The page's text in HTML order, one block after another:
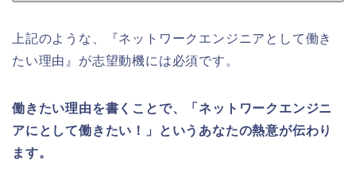
上記のような、『ネットワークエンジニアとして働き
たい理由』が志望動機には必須です。
働きたい理由を書くことで、「ネットワークエンジニ
アにとして働きたい！」というあなたの熱意が伝わり
ます。